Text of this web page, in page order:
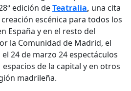
edición deTeatralia, una cita
escénica para todos los
España y en el resto del
la Comunidad de Madrid, el
24 de marzo 24 espectáculos
de la capital y en otros
madrileña.